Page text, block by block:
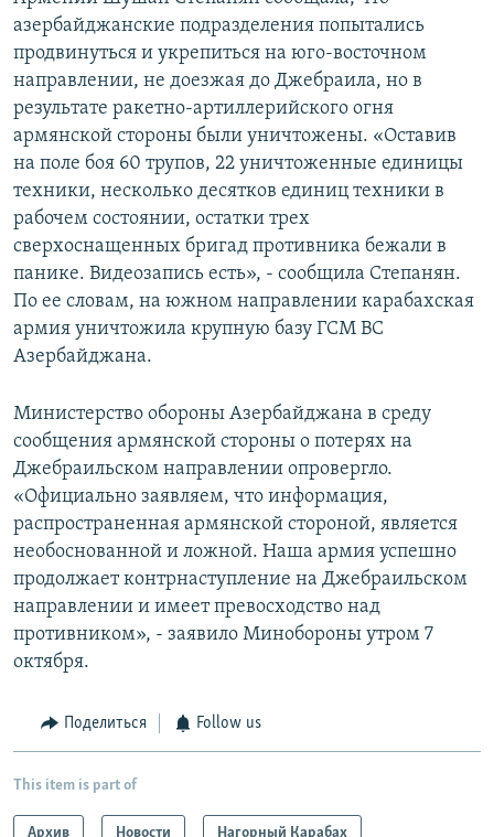
азербайджанские подразделения попытались
продвинуться и укрепиться на юго-восточном
направлении, не доезжая до Джебраила, но в
результате ракетно-артиллерийского огня
армянской стороны были уничтожены. «Оставив
на поле боя 60 трупов, 22 уничтоженные единицы
техники, несколько десятков единиц техники в
рабочем состоянии, остатки трех
сверхоснащенных бригад противника бежали в
панике. Видеозапись есть», - сообщила Степанян.
По ее словам, на южном направлении карабахская
армия уничтожила крупную базу ГСМ ВС
Азербайджана.
Министерство обороны Азербайджана в среду
сообщения армянской стороны о потерях на
Джебраильском направлении опровергло.
«Официально заявляем, что информация,
распространенная армянской стороной, является
необоснованной и ложной. Наша армия успешно
продолжает контрнаступление на Джебраильском
направлении и имеет превосходство над
противником», - заявило Минобороны утром 7
октября.
Поделиться Follow us
This item is part of
Архив Новости Нагорный Карабах